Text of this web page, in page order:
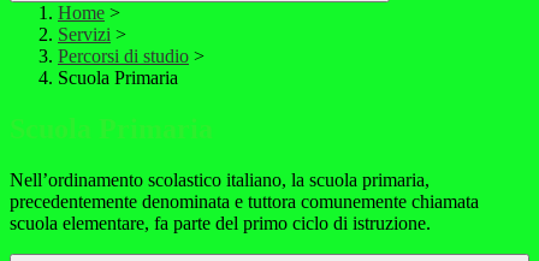
Home >
Servizi >
Percorsi di studio >
Scuola Primaria
Scuola Primaria
Nell’ordinamento scolastico italiano, la scuola primaria,
precedentemente denominata e tuttora comunemente chiamata
scuola elementare, fa parte del primo ciclo di istruzione.